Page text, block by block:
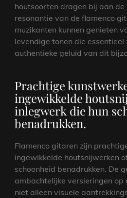
houtsoorten dragen bij aan de
resonantie van de flamenco
muzikanten kunnen genieten
levendige tonen die essentieel
authentieke geluid van dit
Prachtige
ingewikkelde
inlegwerk die hun
benadrukken.
Flamenco gitaren zijn
ingewikkelde houtsnijwerken
schoonheid benadrukken. De
ambachtelijke versieringen op
niet alleen visuele